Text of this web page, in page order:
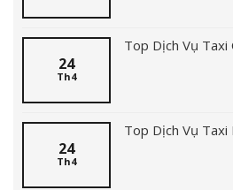
24
Th4
Top Dịch Vụ Taxi
24
Th4
Top Dịch Vụ Taxi